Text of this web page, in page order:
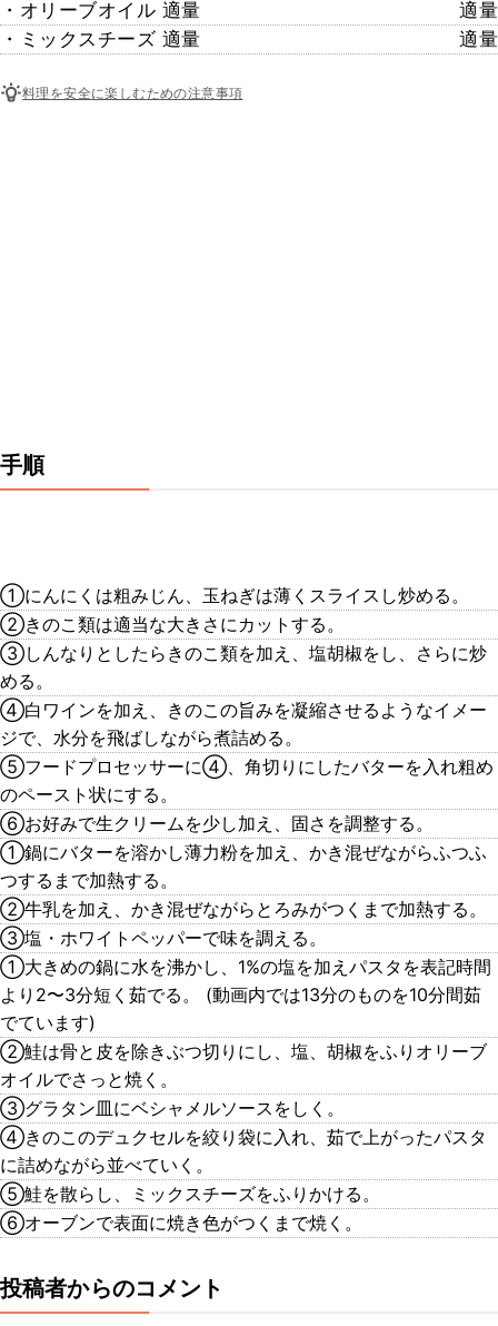
・オリーブオイル 適量
適量
・ミックスチーズ 適量
適量
料理を安全に楽しむための注意事項
手順
①にんにくは粗みじん、玉ねぎは薄くスライスし炒める。
②きのこ類は適当な大きさにカットする。
③しんなりとしたらきのこ類を加え、塩胡椒をし、さらに炒
める。
④白ワインを加え、きのこの旨みを凝縮させるようなイメー
ジで、水分を飛ばしながら煮詰める。
⑤フードプロセッサーに④、角切りにしたバターを入れ粗め
のペースト状にする。
⑥お好みで生クリームを少し加え、固さを調整する。
①鍋にバターを溶かし薄力粉を加え、かき混ぜながらふつふ
つするまで加熱する。
②牛乳を加え、かき混ぜながらとろみがつくまで加熱する。
③塩・ホワイトペッパーで味を調える。
①大きめの鍋に水を沸かし、1%の塩を加えパスタを表記時間
より2〜3分短く茹でる。 (動画内では13分のものを10分間茹
でています)
②鮭は骨と皮を除きぶつ切りにし、塩、胡椒をふりオリーブ
オイルでさっと焼く。
③グラタン皿にベシャメルソースをしく。
④きのこのデュクセルを絞り袋に入れ、茹で上がったパスタ
に詰めながら並べていく。
⑤鮭を散らし、ミックスチーズをふりかける。
⑥オーブンで表面に焼き色がつくまで焼く。
投稿者からのコメント